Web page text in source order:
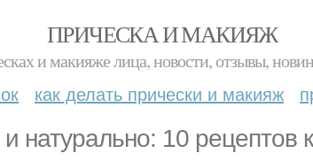
ПРИЧЕСКА И МАКИЯЖ
и макияже лица, новости, отзывы,
как делать прически и макияж
натурально: 10 рецептов